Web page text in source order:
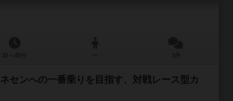
センへの一番乗りを目指す、対戦レース型カ